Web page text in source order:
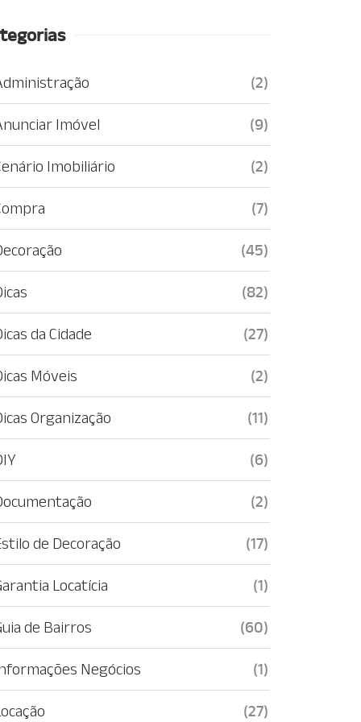
(2)
Imóvel (9)
Imobiliário (2)
(7)
(45)
(82)
da Cidade (27)
Móveis (2)
Organização (11)
(6)
(2)
de Decoração (17)
Locatícia (1)
de Bairros (60)
Negócios (1)
(27)